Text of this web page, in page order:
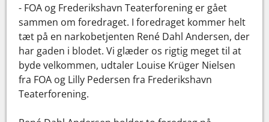
- FOA og Frederikshavn Teaterforening er gået
sammen om foredraget. I foredraget kommer helt
tæt på en narkobetjenten René Dahl Andersen, der
har gaden i blodet. Vi glæder os rigtig meget til at
byde velkommen, udtaler Louise Krüger Nielsen
fra FOA og Lilly Pedersen fra Frederikshavn
Teaterforening.